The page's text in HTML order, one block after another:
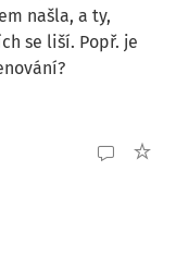
našla, a ty,
se liší. Popř. je